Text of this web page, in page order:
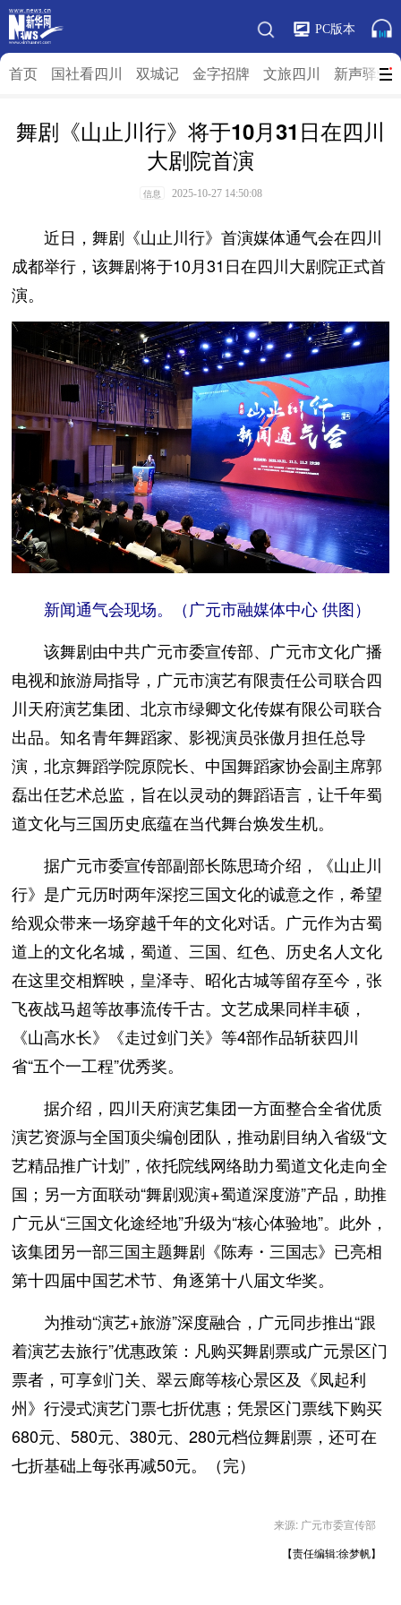
PC版本
首页 国社看四川 双城记 金字招牌 文旅四川 新声驿站
舞剧《山止川行》将于10月31日在四川
大剧院首演
信息 2025-10-27 14:50:08
近日，舞剧《山止川行》首演媒体通气会在四川
成都举行，该舞剧将于10月31日在四川大剧院正式首
演。
新闻通气会现场。（广元市融媒体中心 供图）
该舞剧由中共广元市委宣传部、广元市文化广播
电视和旅游局指导，广元市演艺有限责任公司联合四
川天府演艺集团、北京市绿卿文化传媒有限公司联合
出品。知名青年舞蹈家、影视演员张傲月担任总导
演，北京舞蹈学院原院长、中国舞蹈家协会副主席郭
磊出任艺术总监，旨在以灵动的舞蹈语言，让千年蜀
道文化与三国历史底蕴在当代舞台焕发生机。
据广元市委宣传部副部长陈思琦介绍，《山止川
行》是广元历时两年深挖三国文化的诚意之作，希望
给观众带来一场穿越千年的文化对话。广元作为古蜀
道上的文化名城，蜀道、三国、红色、历史名人文化
在这里交相辉映，皇泽寺、昭化古城等留存至今，张
飞夜战马超等故事流传千古。文艺成果同样丰硕，
《山高水长》《走过剑门关》等4部作品斩获四川
省“五个一工程”优秀奖。
据介绍，四川天府演艺集团一方面整合全省优质
演艺资源与全国顶尖编创团队，推动剧目纳入省级“文
艺精品推广计划”，依托院线网络助力蜀道文化走向全
国；另一方面联动“舞剧观演+蜀道深度游”产品，助推
广元从“三国文化途经地”升级为“核心体验地”。此外，
该集团另一部三国主题舞剧《陈寿・三国志》已亮相
第十四届中国艺术节、角逐第十八届文华奖。
为推动“演艺+旅游”深度融合，广元同步推出“跟
着演艺去旅行”优惠政策：凡购买舞剧票或广元景区门
票者，可享剑门关、翠云廊等核心景区及《凤起利
州》行浸式演艺门票七折优惠；凭景区门票线下购买
680元、580元、380元、280元档位舞剧票，还可在
七折基础上每张再减50元。（完）
来源: 广元市委宣传部
【责任编辑:徐梦帆】